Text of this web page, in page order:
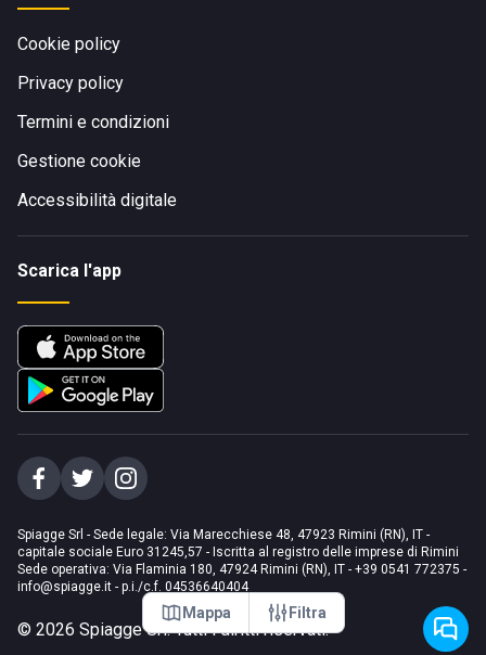
Mappa Filtra
Cookie policy
Privacy policy
Termini e condizioni
Gestione cookie
Accessibilità digitale
Scarica l'app
Spiagge Srl - Sede legale: Via Marecchiese 48, 47923 Rimini (RN), IT -
capitale sociale Euro 31245,57 - Iscritta al registro delle imprese di Rimini
Sede operativa: Via Flaminia 180, 47924 Rimini (RN), IT - +39 0541 772375 -
info@spiagge.it - p.i./c.f. 04536640404
© 2026 Spiagge Srl. Tutti i diritti riservati.